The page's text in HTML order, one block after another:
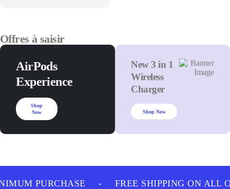
Offres à saisir
AirPods
Experience
Shop
Now
New 3 in 1
Wireless
Charger
Shop Now
PURCHASE - FREE SHIPPING ON ALL